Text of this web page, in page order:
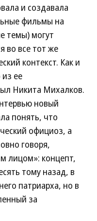
и создавала
фильмы на
темы) могут
во все тот же
контекст. Как и
ее
Никита Михалков.
новый
понять, что
официоз, а
говоря,
лицом»: концепт,
тому назад, в
патриарха, но в
за